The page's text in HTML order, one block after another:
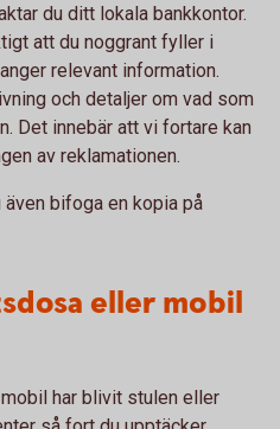
du ditt lokala bankkontor.
att du noggrant fyller i
relevant information.
och detaljer om vad som
Det innebär att vi fortare kan
av reklamationen.
bifoga en kopia på
eller mobil
har blivit stulen eller